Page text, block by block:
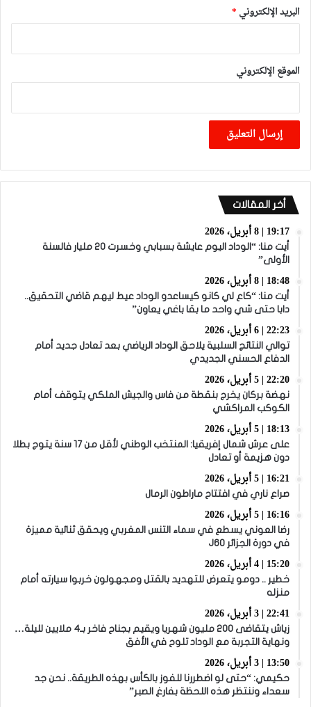
البريد الإلكتروني *
الموقع الإلكتروني
أخر المقالات
19:17 | 8 أبريل، 2026
أيت منا: “الوداد اليوم عايشة بسبابي وخسرت 20 مليار فالسنة
الأولى”
18:48 | 8 أبريل، 2026
أيت منا: “كاع لي كانو كيساعدو الوداد عيط ليهم قاضي التحقيق..
دابا حتى شي واحد ما بقا باغي يعاون”
22:23 | 6 أبريل، 2026
توالي النتائج السلبية يلاحق الوداد الرياضي بعد تعادل جديد أمام
الدفاع الحسني الجديدي
22:20 | 5 أبريل، 2026
نهضة بركان يخرج بنقطة من فاس والجيش الملكي يتوقف أمام
الكوكب المراكشي
18:13 | 5 أبريل، 2026
على عرش شمال إفريقيا: المنتخب الوطني لأقل من 17 سنة يتوج بطلا
دون هزيمة أو تعادل
16:21 | 5 أبريل، 2026
صراع ناري في افتتاح ماراطون الرمال
16:16 | 5 أبريل، 2026
رضا العوني يسطع في سماء التنس المغربي ويحقق ثنائية مميزة
في دورة الجزائر J60
15:20 | 4 أبريل، 2026
خطير .. دومو يتعرض للتهديد بالقتل ومجهولون خربوا سيارته أمام
منزله
22:41 | 3 أبريل، 2026
زياش يتقاضى 200 مليون شهريا ويقيم بجناح فاخر بـ4 ملايين لليلة…
ونهاية التجربة مع الوداد تلوح في الأفق
13:50 | 3 أبريل، 2026
حكيمي: “حتى لو اضطررنا للفوز بالكأس بهذه الطريقة.. نحن جد
سعداء وننتظر هذه اللحظة بفارغ الصبر”